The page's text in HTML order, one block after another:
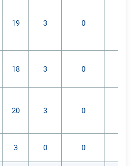
19 3 0
18 3 0
20 3 0
3 0 0